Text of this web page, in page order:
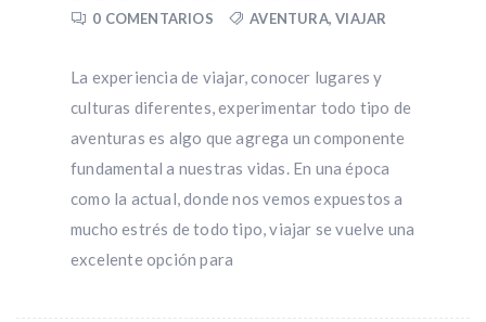
0 COMENTARIOS
AVENTURA,VIAJAR
La experiencia de viajar, conocer lugares y
culturas diferentes, experimentar todo tipo de
aventuras es algo que agrega un componente
fundamental a nuestras vidas. En una época
como la actual, donde nos vemos expuestos a
mucho estrés de todo tipo, viajar se vuelve una
excelente opción para